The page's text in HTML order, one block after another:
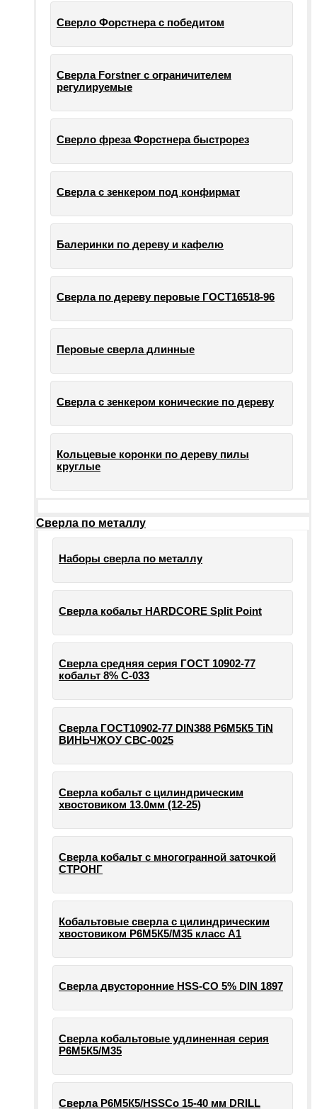
Сверло Форстнера с победитом
Сверла Forstner с ограничителем
регулируемые
Сверло фреза Форстнера быстрорез
Сверла с зенкером под конфирмат
Балеринки по дереву и кафелю
Сверла по дереву перовые ГОСТ16518-96
Перовые сверла длинные
Сверла с зенкером конические по дереву
Кольцевые коронки по дереву пилы
круглые
Сверла по металлу
Наборы сверла по металлу
Сверла кобальт HARDCORE Split Point
Сверла средняя серия ГОСТ 10902-77
кобальт 8% С-033
Сверла ГОСТ10902-77 DIN388 Р6М5К5 TiN
ВИНЬЧЖОУ СВС-0025
Сверла кобальт с цилиндрическим
хвостовиком 13.0мм (12-25)
Сверла кобальт с многогранной заточкой
СТРОНГ
Кобальтовые сверла с цилиндрическим
хвостовиком Р6М5К5/М35 класс А1
Сверла двусторонние HSS-CO 5% DIN 1897
Сверла кобальтовые удлиненная серия
Р6М5К5/М35
Сверла Р6М5К5/HSSCo 15-40 мм DRILL